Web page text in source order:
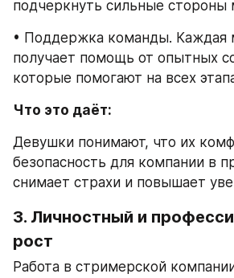
подчеркнуть сильные стороны
• Поддержка команды. Каждая
получает помощь от опытных
которые помогают на всех
Что это даёт:
Девушки понимают, что их
безопасность для компании в
снимает страхи и повышает
3. Личностный и
рост
Работа в стримерской